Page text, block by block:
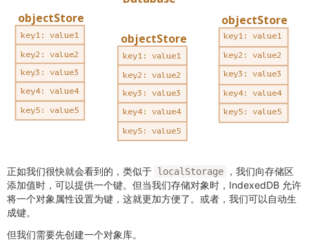
正如我们很快就会看到的，类似于 localStorage
，我们向存储区
添加值时，可以提供一个键。但当我们存储对象时，IndexedDB 允许
将一个对象属性设置为键，这就更加方便了。或者，我们可以自动生
成键。
但我们需要先创建一个对象库。